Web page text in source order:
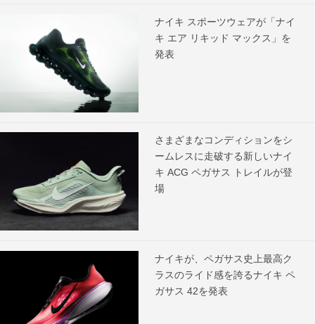
ナイキ スポーツウェアが「ナイ
キ エア リキッド マックス」を
発表
さまざまなコンディションをシ
ームレスに走破する新しいナイ
キ ACG ペガサス トレイルが登
場
ナイキが、ペガサス史上最高ク
ラスのライド感を誇るナイキ ペ
ガサス 42を発表